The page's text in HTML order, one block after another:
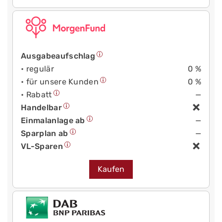
Ausgabeaufschlag
• regulär
0 %
• für unsere Kunden
0 %
• Rabatt
—
Handelbar
Einmalanlage ab
—
Sparplan ab
—
VL-Sparen
Kaufen